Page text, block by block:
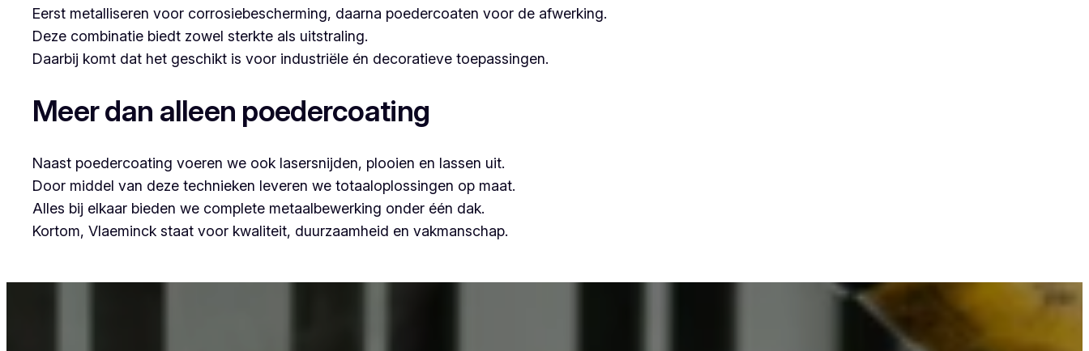
Eerst metalliseren voor corrosiebescherming, daarna poedercoaten voor de afwerking.
Deze combinatie biedt zowel sterkte als uitstraling.
Daarbij komt dat het geschikt is voor industriële én decoratieve toepassingen.
Meer dan alleen poedercoating
Naast poedercoating voeren we ook lasersnijden, plooien en lassen uit.
Door middel van deze technieken leveren we totaaloplossingen op maat.
Alles bij elkaar bieden we complete metaalbewerking onder één dak.
Kortom, Vlaeminck staat voor kwaliteit, duurzaamheid en vakmanschap.